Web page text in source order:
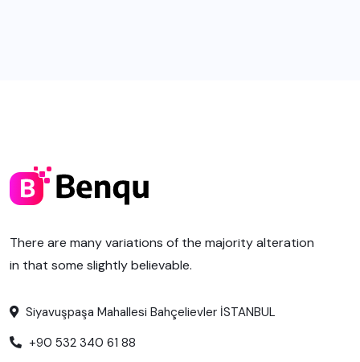
There are many variations of the majority alteration
in that some slightly believable.
Siyavuşpaşa Mahallesi Bahçelievler İSTANBUL
+90 532 340 61 88